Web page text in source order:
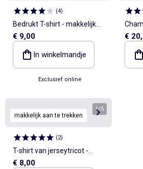
(4)
Bedrukt T-shirt - makkelijk
aan te trekken collectie
€ 9,00
In winkelmandje
Exclusief online
€
makkelijk aan te trekken
1/5
(2)
T-shirt van jerseytricot -
collectie makkelijk aan te
€ 8,00